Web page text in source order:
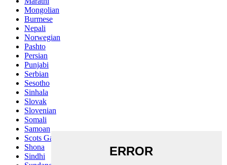
Mongolian
Burmese
Nepali
Norwegian
Pashto
Persian
Punjabi
Serbian
Sesotho
Sinhala
Slovak
Slovenian
Somali
Samoan
Scots Gaelic
Shona
Sindhi